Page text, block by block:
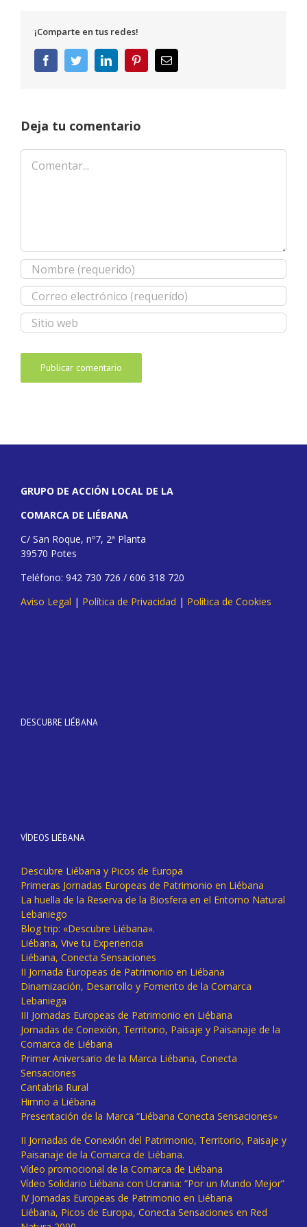
¡Comparte en tus redes!
FacebookTwitterLinkedInPinterestCorreo
electrónico
Deja tu comentario
Comentar
GRUPO DE ACCIÓN LOCAL DE LA
COMARCA DE LIÉBANA
C/ San Roque, nº7, 2ª Planta
39570 Potes
Teléfono: 942 730 726 / 606 318 720
Aviso Legal | Política de Privacidad | Política de Cookies
DESCUBRE LIÉBANA
VÍDEOS LIÉBANA
Descubre Liébana y Picos de Europa
Primeras Jornadas Europeas de Patrimonio en Liébana
La huella de la Reserva de la Biosfera en el Entorno Natural
Lebaniego
Blog trip: «Descubre Liébana».
Liébana, Vive tu Experiencia
Liébana, Conecta Sensaciones
II Jornada Europeas de Patrimonio en Liébana
Dinamización, Desarrollo y Fomento de la Comarca
Lebaniega
III Jornadas Europeas de Patrimonio en Liébana
Jornadas de Conexión, Territorio, Paisaje y Paisanaje de la
Comarca de Liébana
Primer Aniversario de la Marca Liébana, Conecta
Sensaciones
Cantabria Rural
Himno a Liébana
Presentación de la Marca “Liébana Conecta Sensaciones»
II Jornadas de Conexión del Patrimonio, Territorio, Paisaje y
Paisanaje de la Comarca de Liébana.
Vídeo promocional de la Comarca de Liébana
Vídeo Solidario Liébana con Ucrania: “Por un Mundo Mejor”
IV Jornadas Europeas de Patrimonio en Liébana
Liébana, Picos de Europa, Conecta Sensaciones en Red